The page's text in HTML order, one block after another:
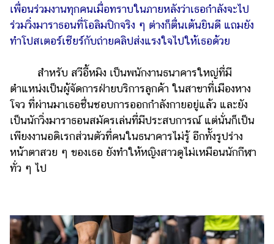
วา
ไร
แต่งงาน
แม่
และ
เด็ก
สัตว์
เลี้ยง
บริการ
เพื่อนร่วมงานทุกคนเมื่อทราบในภายหลังว่าเธอกำลังจะไป
ร่วมวิ่งมาราธอนที่โอลิมปิกจริง ๆ ต่างก็ตื่นเต้นยินดี แถมยัง
ทำโปสเตอร์เชียร์กับถ่ายคลิปส่งแรงใจไปให้เธอด้วย
สำหรับ สวีอี้หมิง เป็นพนักงานธนาคารใหญ่ที่มี
ตำแหน่งเป็นผู้จัดการฝ่ายบริการลูกค้า ในสาขาที่เมืองหาง
โจว ที่ผ่านมาเธอชื่นชอบการออกกำลังกายอยู่แล้ว และยัง
เป็นนักวิ่งมาราธอนสมัครเล่นที่มีประสบการณ์ แต่นั่นก็เป็น
เพียงงานอดิเรกส่วนตัวที่คนในธนาคารไม่รู้ อีกทั้งรูปร่าง
หน้าตาสวย ๆ ของเธอ ยังทำให้หญิงสาวดูไม่เหมือนนักกีฬา
ทั่ว ๆ ไป